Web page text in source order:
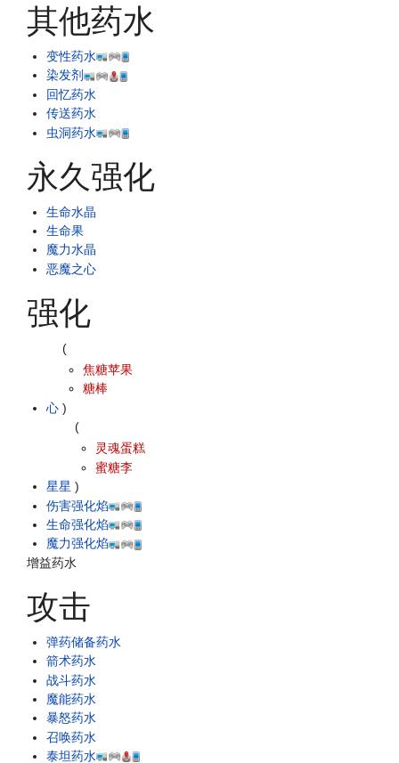
其他药水
变性药水
染发剂
回忆药水
传送药水
虫洞药水
永久强化
生命水晶
生命果
魔力水晶
恶魔之心
强化
心
(
焦糖苹果
糖棒
)
星星
(
灵魂蛋糕
蜜糖李
)
伤害强化焰
生命强化焰
魔力强化焰
增益药水
攻击
弹药储备药水
箭术药水
战斗药水
魔能药水
暴怒药水
召唤药水
泰坦药水